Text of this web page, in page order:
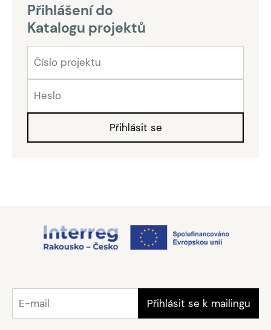
Přihlášení do
Katalogu projektů